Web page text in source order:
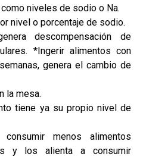
niveles de sodio o Na.
nivel o porcentaje de sodio.
descompensación de
*Ingerir alimentos con
genera el cambio de
la mesa.
tiene ya su propio nivel de
consumir menos alimentos
y los alienta a consumir